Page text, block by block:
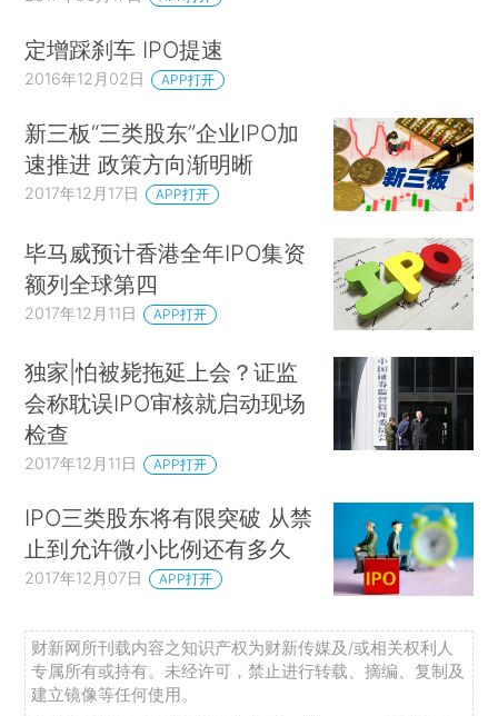
定增踩刹车 IPO提速
2016年12月02日 APP打开
新三板“三类股东”企业IPO加
速推进 政策方向渐明晰
2017年12月17日 APP打开
毕马威预计香港全年IPO集资
额列全球第四
2017年12月11日 APP打开
独家|怕被毙拖延上会？证监
会称耽误IPO审核就启动现场
检查
2017年12月11日 APP打开
IPO三类股东将有限突破 从禁
止到允许微小比例还有多久
2017年12月07日 APP打开
财新网所刊载内容之知识产权为财新传媒及/或相关权利人
专属所有或持有。未经许可，禁止进行转载、摘编、复制及
建立镜像等任何使用。